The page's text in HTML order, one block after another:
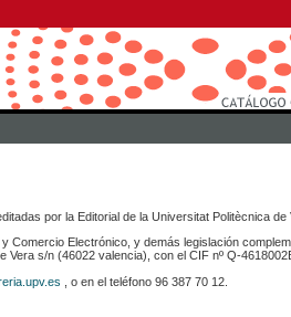
por la Editorial de la Universitat Politècnica de
Comercio Electrónico, y demás legislación
Vera s/n (46022 valencia), con el CIF nº Q-
, o en el teléfono 96 387 70 12.